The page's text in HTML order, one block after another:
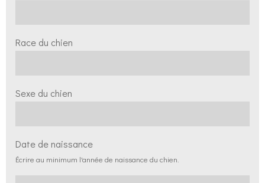
Race du chien
Sexe du chien
Date de naissance
Écrire au minimum l'année de naissance du chien.